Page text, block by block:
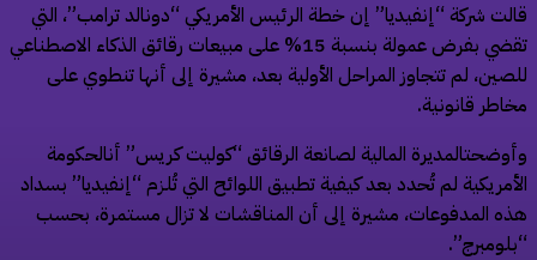
شركة “إنفيديا” إن خطة الرئيس الأمريكي “دونالد ترامب”، التي
تقضي بفرض عمولة بنسبة 15% على مبيعات رقائق الذكاء الاصطناعي
لم تتجاوز المراحل الأولية بعد، مشيرة إلى أنها تنطوي على
قانونية.
المالية لصانعة الرقائق “كوليت كريس” أنالحكومة
لم تُحدد بعد كيفية تطبيق اللوائح التي تُلزم “إنفيديا” بسداد
المدفوعات، مشيرة إلى أن المناقشات لا تزال مستمرة، بحسب